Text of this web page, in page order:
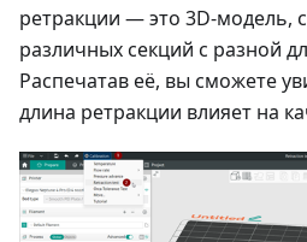
ретракции — это 3D-модель,
различных секций с разной
Распечатав её, вы сможете
длина ретракции влияет на